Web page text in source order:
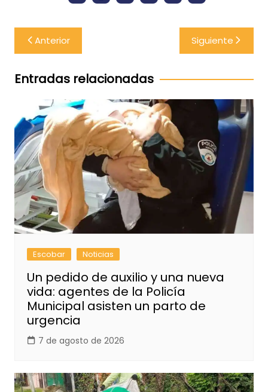
Navegación
de
entradas
Anterior Siguiente
Entradas relacionadas
Escobar Noticias
Un pedido de auxilio y una nueva
vida: agentes de la Policía
Municipal asisten un parto de
urgencia
7 de agosto de 2026